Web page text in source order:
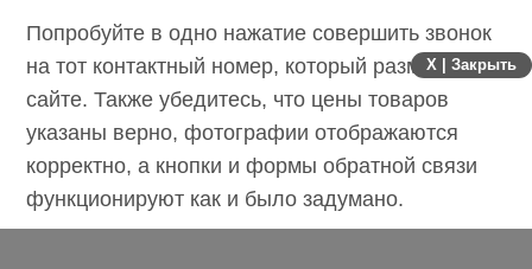
Попробуйте в одно нажатие совершить звонок
на тот контактный номер, который размещен на
сайте. Также убедитесь, что цены товаров
указаны верно, фотографии отображаются
корректно, а кнопки и формы обратной связи
функционируют как и было задумано.
X | Закрыть